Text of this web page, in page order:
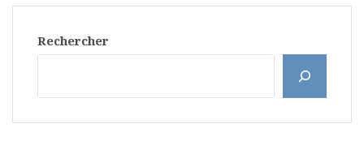
Rechercher